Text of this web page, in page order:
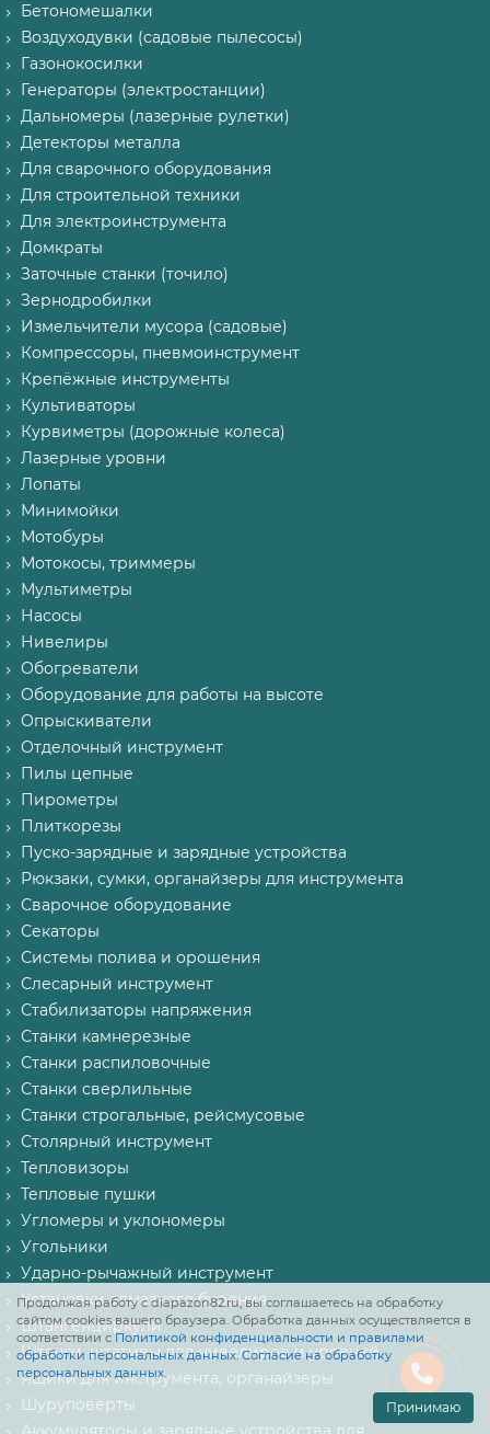
Продолжая работу с diapazon82.ru, вы соглашаетесь на обработку
сайтом cookies вашего браузера. Обработка данных осуществляется в
соответствии сПолитикой конфиденциальности и правилами
обработки персональных данных.Согласие на обработку
персональных данных.
Принимаю
Бетономешалки
Воздуходувки (садовые пылесосы)
Газонокосилки
Генераторы (электростанции)
Дальномеры (лазерные рулетки)
Детекторы металла
Для сварочного оборудования
Для строительной техники
Для электроинструмента
Домкраты
Заточные станки (точило)
Зернодробилки
Измельчители мусора (садовые)
Компрессоры, пневмоинструмент
Крепёжные инструменты
Культиваторы
Курвиметры (дорожные колеса)
Лазерные уровни
Лопаты
Минимойки
Мотобуры
Мотокосы, триммеры
Мультиметры
Насосы
Нивелиры
Обогреватели
Оборудование для работы на высоте
Опрыскиватели
Отделочный инструмент
Пилы цепные
Пирометры
Плиткорезы
Пуско-зарядные и зарядные устройства
Рюкзаки, сумки, органайзеры для инструмента
Сварочное оборудование
Секаторы
Системы полива и орошения
Слесарный инструмент
Стабилизаторы напряжения
Станки камнерезные
Станки распиловочные
Станки сверлильные
Станки строгальные, рейсмусовые
Столярный инструмент
Тепловизоры
Тепловые пушки
Угломеры и уклономеры
Угольники
Ударно-рычажный инструмент
Установки алмазного бурения
Штангенциркули
Штанги, штативы для нивелиров и уровней
Ящики для инструмента, органайзеры
Шуруповерты